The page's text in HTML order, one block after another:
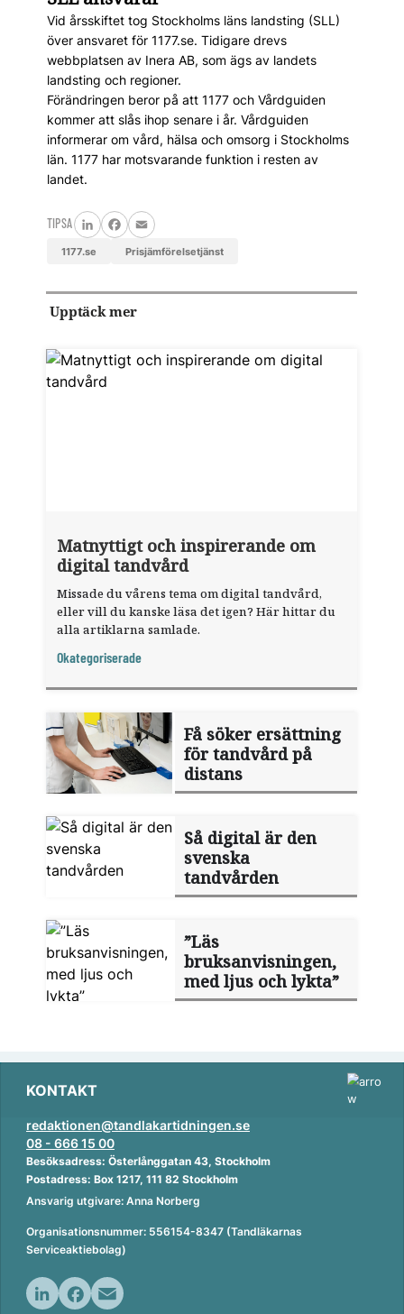
Vid årsskiftet tog Stockholms läns landsting (SLL)
över ansvaret för 1177.se. Tidigare drevs
webbplatsen av Inera AB, som ägs av landets
landsting och regioner.
Förändringen beror på att 1177 och Vårdguiden
kommer att slås ihop senare i år. Vårdguiden
informerar om vård, hälsa och omsorg i Stockholms
län. 1177 har motsvarande funktion i resten av
landet.
TIPSA
LinkedInFacebook
Email
1177.se prisjämförelsetjänst
Upptäck mer
Matnyttigt och inspirerande om
digital tandvård
Missade du vårens tema om digital tandvård,
eller vill du kanske läsa det igen? Här hittar du
alla artiklarna samlade.
Okategoriserade
Få söker ersättning
för tandvård på
distans
Så digital är den
svenska
tandvården
”Läs
bruksanvisningen,
med ljus och lykta”
KONTAKT
redaktionen@tandlakartidningen.se
08 - 666 15 00
Besöksadress: Österlånggatan 43, Stockholm
Postadress: Box 1217, 111 82 Stockholm
Ansvarig utgivare: Anna Norberg
Organisationsnummer: 556154-8347 (Tandläkarnas
Serviceaktiebolag)